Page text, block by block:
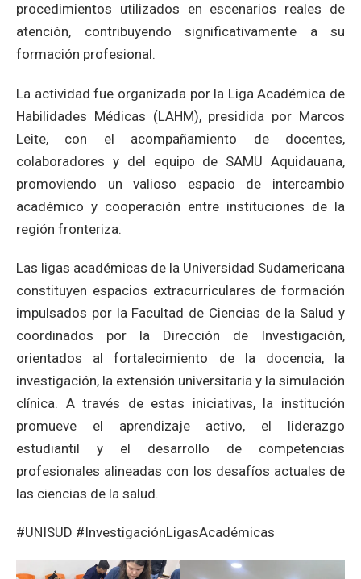
procedimientos utilizados en escenarios reales de
atención, contribuyendo significativamente a su
formación profesional.
La actividad fue organizada por la Liga Académica de
Habilidades Médicas (LAHM), presidida por Marcos
Leite, con el acompañamiento de docentes,
colaboradores y del equipo de SAMU Aquidauana,
promoviendo un valioso espacio de intercambio
académico y cooperación entre instituciones de la
región fronteriza.
Las ligas académicas de la Universidad Sudamericana
constituyen espacios extracurriculares de formación
impulsados por la Facultad de Ciencias de la Salud y
coordinados por la Dirección de Investigación,
orientados al fortalecimiento de la docencia, la
investigación, la extensión universitaria y la simulación
clínica. A través de estas iniciativas, la institución
promueve el aprendizaje activo, el liderazgo
estudiantil y el desarrollo de competencias
profesionales alineadas con los desafíos actuales de
las ciencias de la salud.
#UNISUD #InvestigaciónLigasAcadémicas